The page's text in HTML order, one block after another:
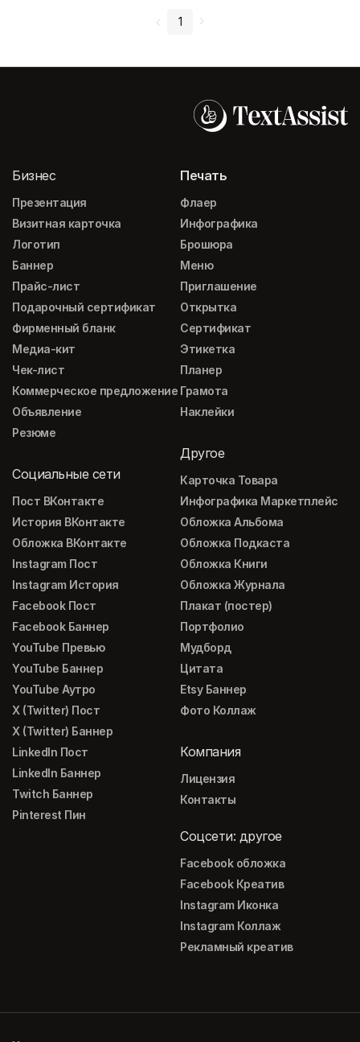
1
Бизнес
Презентация
Визитная карточка
Логотип
Баннер
Прайс-лист
Подарочный сертификат
Фирменный бланк
Медиа-кит
Чек-лист
Коммерческое предложение
Объявление
Резюме
Социальные сети
Пост ВКонтакте
История ВКонтакте
Обложка ВКонтакте
Instagram Пост
Instagram История
Facebook Пост
Facebook Баннер
YouTube Превью
YouTube Баннер
YouTube Аутро
X (Twitter) Пост
X (Twitter) Баннер
LinkedIn Пост
LinkedIn Баннер
Twitch Баннер
Pinterest Пин
Печать
Флаер
Инфографика
Брошюра
Меню
Приглашение
Открытка
Сертификат
Этикетка
Планер
Грамота
Наклейки
Другое
Карточка Товара
Инфографика Маркетплейс
Обложка Альбома
Обложка Подкаста
Обложка Книги
Обложка Журнала
Плакат (постер)
Портфолио
Мудборд
Цитата
Etsy Баннер
Фото Коллаж
Компания
Лицензия
Контакты
Соцсети: другое
Facebook обложка
Facebook Креатив
Instagram Иконка
Instagram Коллаж
Рекламный креатив